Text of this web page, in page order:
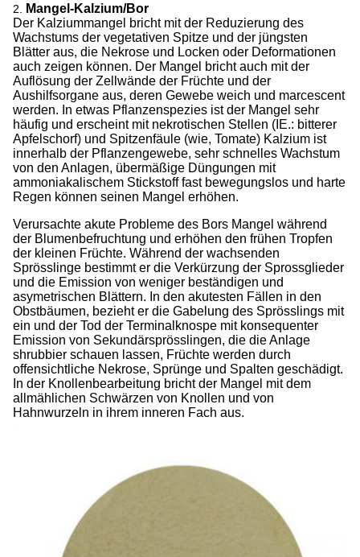
2.
Mangel-Kalzium/Bor
Der Kalziummangel bricht mit der Reduzierung des
Wachstums der vegetativen Spitze und der jüngsten
Blätter aus, die Nekrose und Locken oder Deformationen
auch zeigen können. Der Mangel bricht auch mit der
Auflösung der Zellwände der Früchte und der
Aushilfsorgane aus, deren Gewebe weich und marcescent
werden. In etwas Pflanzenspezies ist der Mangel sehr
häufig und erscheint mit nekrotischen Stellen (IE.: bitterer
Apfelschorf) und Spitzenfäule (wie, Tomate) Kalzium ist
innerhalb der Pflanzengewebe, sehr schnelles Wachstum
von den Anlagen, übermäßige Düngungen mit
ammoniakalischem Stickstoff fast bewegungslos und harte
Regen können seinen Mangel erhöhen.
Verursachte akute Probleme des Bors Mangel während
der Blumenbefruchtung und erhöhen den frühen Tropfen
der kleinen Früchte. Während der wachsenden
Sprösslinge bestimmt er die Verkürzung der Sprossglieder
und die Emission von weniger beständigen und
asymetrischen Blättern. In den akutesten Fällen in den
Obstbäumen, bezieht er die Gabelung des Sprösslings mit
ein und der Tod der Terminalknospe mit konsequenter
Emission von Sekundärsprösslingen, die die Anlage
shrubbier schauen lassen, Früchte werden durch
offensichtliche Nekrose, Sprünge und Spalten geschädigt.
In der Knollenbearbeitung bricht der Mangel mit dem
allmählichen Schwärzen von Knollen und von
Hahnwurzeln in ihrem inneren Fach aus.